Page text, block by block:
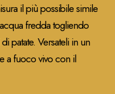
il più possibile simile
fredda togliendo
patate. Versateli in un
a fuoco vivo con il